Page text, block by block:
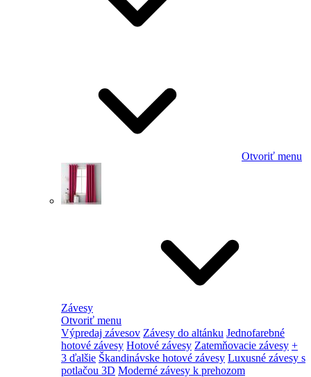
Otvoriť menu
Závesy
Otvoriť menu
Výpredaj závesov Závesy do altánku Jednofarebné
hotové závesy Hotové závesy Zatemňovacie závesy +
3 ďalšie Škandinávske hotové závesy Luxusné závesy s
potlačou 3D Moderné závesy k prehozom